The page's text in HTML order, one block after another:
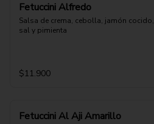
Fetuccini Alfredo
Salsa de crema, cebolla, jamón cocido,
sal y pimienta
$11.900
Fetuccini Al Aji Amarillo